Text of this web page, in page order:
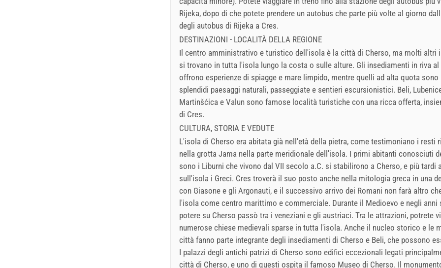
Rijeka, dopo di che potete prendere un autobus che parte più volte al giorno
degli autobus di Rijeka a Cres.
DESTINAZIONI - LOCALITÀ DELLA REGIONE
Il centro amministrativo e turistico dell'isola è la città di Cherso, ma molti altri
si trovano in tutta l'isola lungo la costa o sulle alture. Gli insediamenti in riva al
offrono esperienze di spiagge e mare limpido, mentre quelli ad alta quota
splendidi paesaggi naturali, passeggiate e sentieri escursionistici. Beli,
Martinšćica e Valun sono famose località turistiche con una ricca offerta,
di Cres.
CULTURA, STORIA E VEDUTE
L'isola di Cherso era abitata già nell'età della pietra, come testimoniano i resti
nella grotta Jama nella parte meridionale dell'isola. I primi abitanti conosciuti
sono i Liburni che vivono dal VII secolo a.C. si stabilirono a Cherso, e più tardi
sull'isola i Greci. Cres troverà il suo posto anche nella mitologia greca in una
con Giasone e gli Argonauti, e il successivo arrivo dei Romani non farà altro
l'isola come centro marittimo e commerciale. Durante il Medioevo e negli
potere su Cherso passò tra i veneziani e gli austriaci. Tra le attrazioni, potrete
numerose chiese medievali sparse in tutta l'isola. Anche il nucleo storico e le
città fanno parte integrante degli insediamenti di Cherso e Beli, che possono
I palazzi degli antichi patrizi di Cherso sono edifici eccezionali legati
città di Cherso, e uno di questi ospita il famoso Museo di Cherso. Il